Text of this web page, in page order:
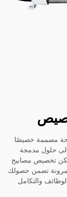
مصممة خصيصًا
إلى حلول مدمجة
تخصيص مصابيح
تضمن حصولك
والتكامل